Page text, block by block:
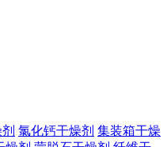
氯化钙干燥剂 集装箱干燥